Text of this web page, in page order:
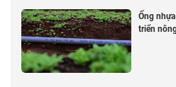
Ống
triển